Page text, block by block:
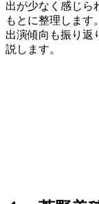
出が少なく感じら
もとに整理します
出演傾向も振り返
説します。